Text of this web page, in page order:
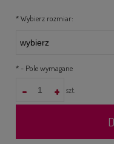
*Wybierz rozmiar:
*- Pole wymagane
+
- szt.